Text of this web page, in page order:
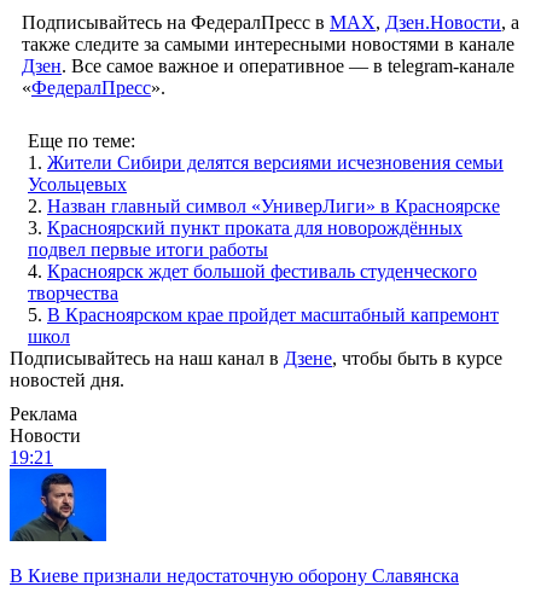
Подписывайтесь на ФедералПресс в МАХ, Дзен.Новости, а
также следите за самыми интересными новостями в канале
Дзен. Все самое важное и оперативное — в telegram-канале
«ФедералПресс».
Еще по теме:
1. Жители Сибири делятся версиями исчезновения семьи
Усольцевых
2. Назван главный символ «УниверЛиги» в Красноярске
3. Красноярский пункт проката для новорождённых
подвел первые итоги работы
4. Красноярск ждет большой фестиваль студенческого
творчества
5. В Красноярском крае пройдет масштабный капремонт
школ
Подписывайтесь на наш канал в Дзене, чтобы быть в курсе
новостей дня.
Реклама
Новости
19:21
В Киеве признали недостаточную оборону Славянска